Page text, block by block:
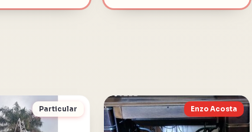
Particular Enzo Acosta